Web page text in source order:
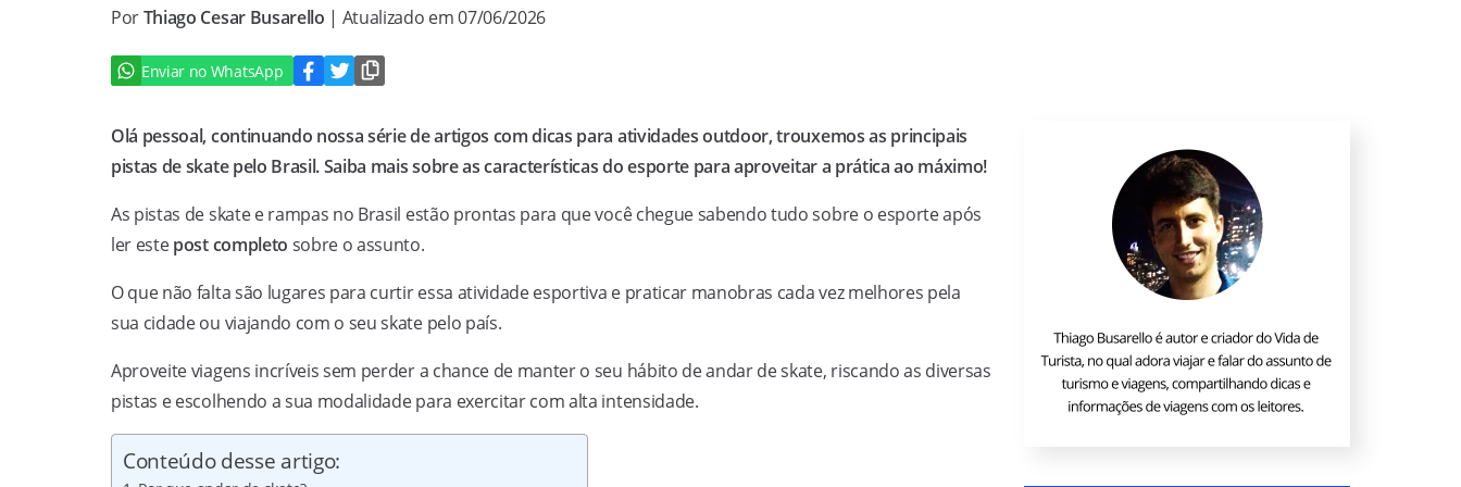
PorThiago Cesar Busarello | Atualizado em 07/06/2026
Enviar no WhatsApp
Olá pessoal, continuando nossa série de artigos com dicas para atividades outdoor, trouxemos as principais
pistas de skate pelo Brasil. Saiba mais sobre as características do esporte para aproveitar a prática ao máximo!
As pistas de skate e rampas no Brasil estão prontas para que você chegue sabendo tudo sobre o esporte após
ler estepost completo sobre o assunto.
O que não falta são lugares para curtir essa atividade esportiva e praticar manobras cada vez melhores pela
sua cidade ou viajando com o seu skate pelo país.
Aproveite viagens incríveis sem perder a chance de manter o seu hábito de andar de skate, riscando as diversas
pistas e escolhendo a sua modalidade para exercitar com alta intensidade.
Conteúdo desse artigo: